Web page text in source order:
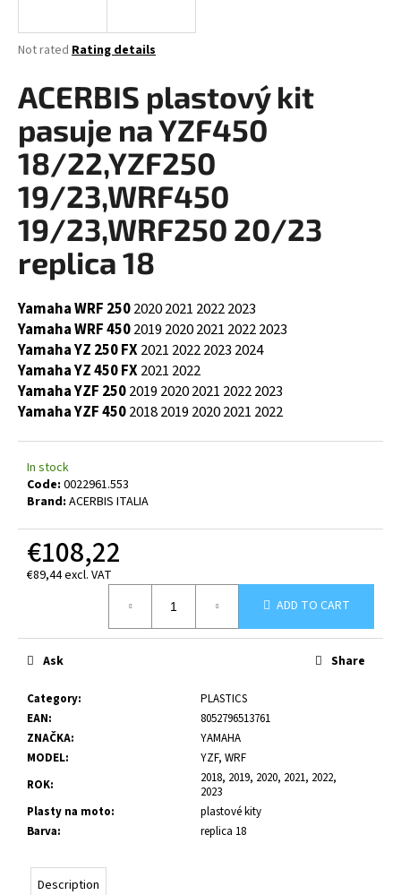
The
product
rating
0,0
out
5
stars.
Not rated Rating details
ACERBIS plastový kit
pasuje na YZF450
18/22,YZF250
19/23,WRF450
19/23,WRF250 20/23
replica 18
Yamaha WRF 25020202021 20222023
Yamaha WRF 4502019 20202021 20222023
Yamaha YZ 250 FX2021 20222023 2024
Yamaha YZ 450 FX2021 2022
Yamaha YZF 2502019 20202021 20222023
Yamaha YZF 45020182019 20202021 2022
In stock
Code: 0022961.553
Brand: ACERBIS ITALIA
€108,22
€89,44 excl. VAT
ADD TO CART
Category:
PLASTICS
EAN:
8052796513761
ZNAČKA:
YAMAHA
MODEL:
YZF, WRF
ROK:
2018, 2019, 2020, 2021, 2022,
2023
Plasty na moto:
plastové kity
Barva: replica 18
Ask Share
Description
n
f
o
r
?
SEARCH
W
e
r
e
c
m
n
d